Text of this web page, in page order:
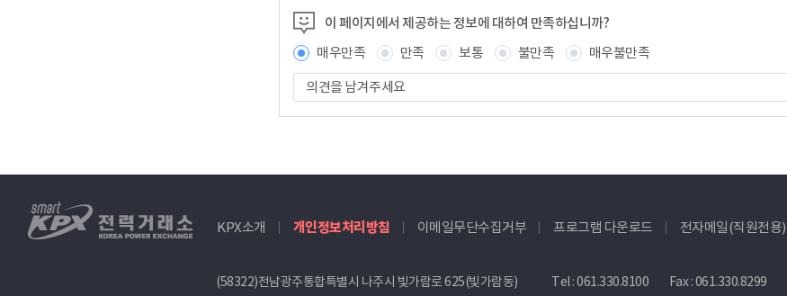
이 페이지에서 제공하는 정보에 대하여 만족하십니까?
매우만족
만족 보통 불만족
매우불만족
견
을
주
전
래
KPX소개 개인정보처리방침 이메일무단수집거부 프로그램 다운로드 전자메일(직원전용)
(58322)전남광주통합특별시 나주시 빛가람로 625(빛가람동) Tel :061.330.8100 Fax : 061.330.8299